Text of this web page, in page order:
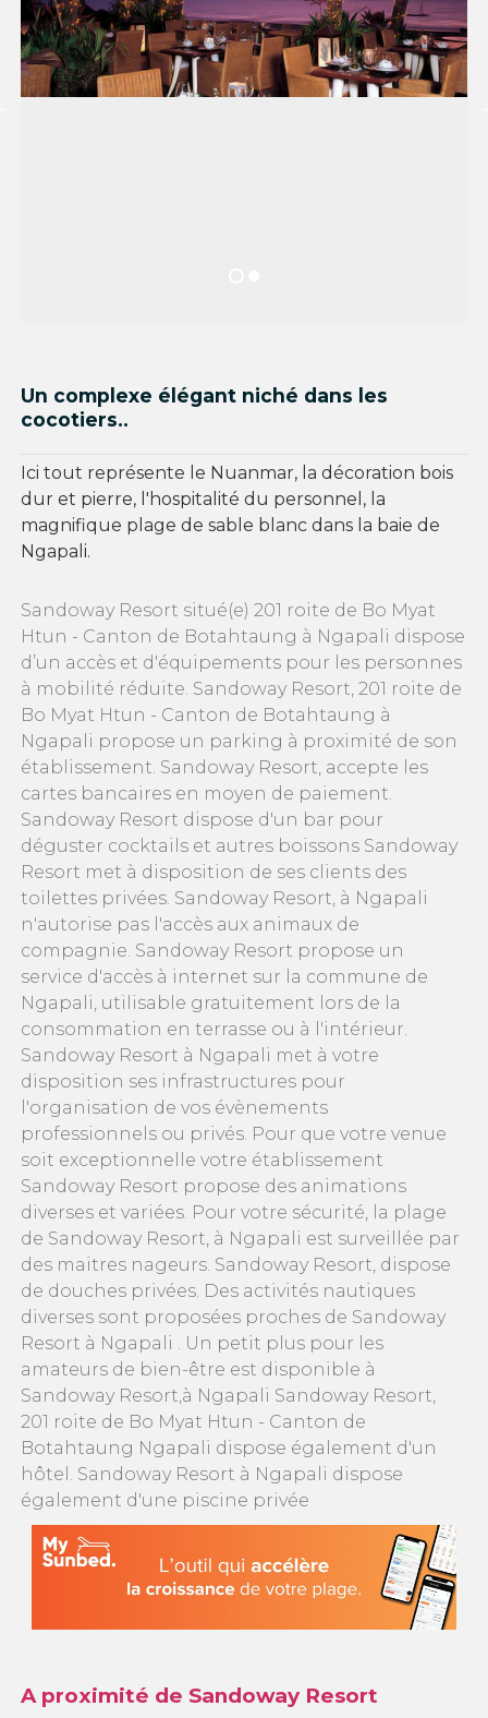
Un complexe élégant niché dans les
cocotiers..
Ici tout représente le Nuanmar, la décoration bois
dur et pierre, l'hospitalité du personnel, la
magnifique plage de sable blanc dans la baie de
Ngapali.
Sandoway Resort situé(e) 201 roite de Bo Myat
Htun - Canton de Botahtaung à Ngapali dispose
d’un accès et d'équipements pour les personnes
à mobilité réduite. Sandoway Resort, 201 roite de
Bo Myat Htun - Canton de Botahtaung à
Ngapali propose un parking à proximité de son
établissement. Sandoway Resort, accepte les
cartes bancaires en moyen de paiement.
Sandoway Resort dispose d'un bar pour
déguster cocktails et autres boissons Sandoway
Resort met à disposition de ses clients des
toilettes privées. Sandoway Resort, à Ngapali
n'autorise pas l'accès aux animaux de
compagnie. Sandoway Resort propose un
service d'accès à internet sur la commune de
Ngapali, utilisable gratuitement lors de la
consommation en terrasse ou à l'intérieur.
Sandoway Resort à Ngapali met à votre
disposition ses infrastructures pour
l'organisation de vos évènements
professionnels ou privés. Pour que votre venue
soit exceptionnelle votre établissement
Sandoway Resort propose des animations
diverses et variées. Pour votre sécurité, la plage
de Sandoway Resort, à Ngapali est surveillée par
des maitres nageurs. Sandoway Resort, dispose
de douches privées. Des activités nautiques
diverses sont proposées proches de Sandoway
Resort à Ngapali . Un petit plus pour les
amateurs de bien-être est disponible à
Sandoway Resort,à Ngapali Sandoway Resort,
201 roite de Bo Myat Htun - Canton de
Botahtaung Ngapali dispose également d'un
hôtel. Sandoway Resort à Ngapali dispose
également d'une piscine privée
A proximité de Sandoway Resort